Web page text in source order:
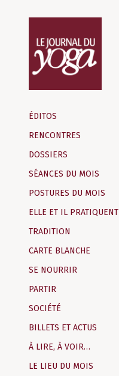
d‘information
indépendant
ÉDITOS
RENCONTRES
DOSSIERS
SÉANCES DU MOIS
POSTURES DU MOIS
ELLE ET IL PRATIQUENT
TRADITION
CARTE BLANCHE
SE NOURRIR
PARTIR
SOCIÉTÉ
BILLETS ET ACTUS
À LIRE, À VOIR…
LE LIEU DU MOIS